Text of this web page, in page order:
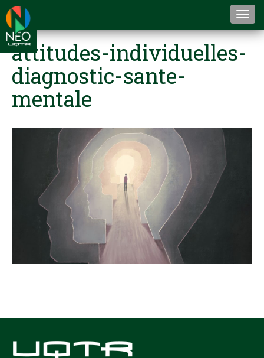
attitudes-individuelles-
diagnostic-sante-
mentale